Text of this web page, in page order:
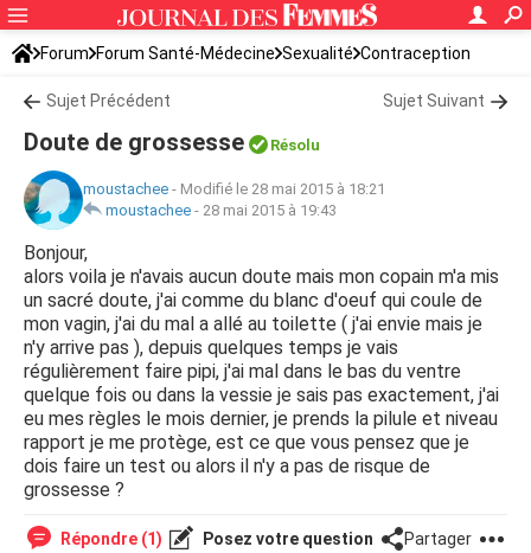
Forum Forum Santé-Médecine Sexualité Contraception
Sujet Précédent Sujet Suivant
Doute de grossesse Résolu
moustachee - Modifié le 28 mai 2015 à 18:21
moustachee - 28 mai 2015 à 19:43
Bonjour,
alors voila je n'avais aucun doute mais mon copain m'a mis
un sacré doute, j'ai comme du blanc d'oeuf qui coule de
mon vagin, j'ai du mal a allé au toilette ( j'ai envie mais je
n'y arrive pas ), depuis quelques temps je vais
régulièrement faire pipi, j'ai mal dans le bas du ventre
quelque fois ou dans la vessie je sais pas exactement, j'ai
eu mes règles le mois dernier, je prends la pilule et niveau
rapport je me protège, est ce que vous pensez que je
dois faire un test ou alors il n'y a pas de risque de
grossesse ?
Répondre (1) Posez votre question Partager